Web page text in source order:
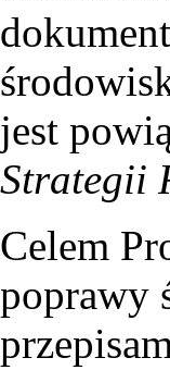
jest
Strategii
Celem
poprawy